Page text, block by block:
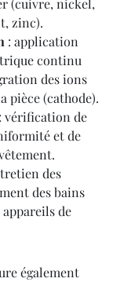
(cuivre, nickel,
zinc).
: application
continu
des ions
pièce (cathode).
: vérification de
et de
des
des bains
de
également